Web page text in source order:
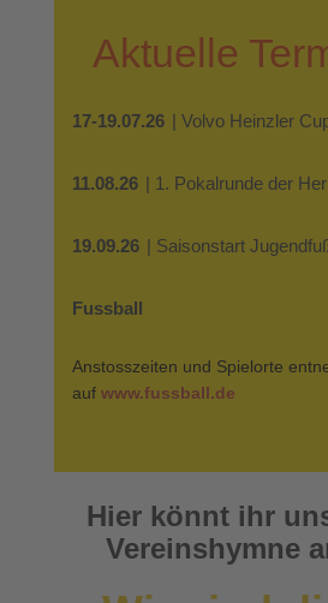
Aktuelle
17-19.07.26 | Volvo Heinzler
11.08.26 | 1. Pokalrunde der
19.09.26 | Saisonstart
Fussball
Anstosszeiten und Spielorte
auf www.fussball.de
Hier könnt ihr
Vereinshymne